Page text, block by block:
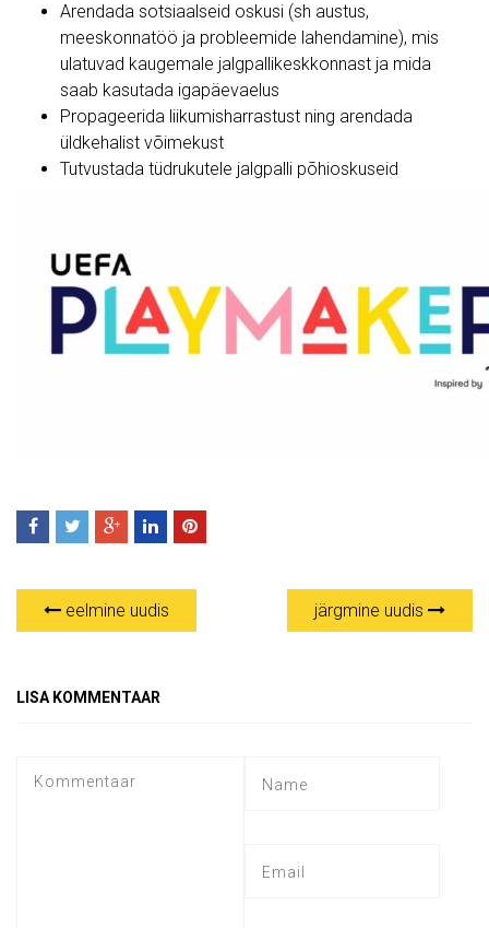
Arendada sotsiaalseid oskusi (sh austus,
meeskonnatöö ja probleemide lahendamine), mis
ulatuvad kaugemale jalgpallikeskkonnast ja mida
saab kasutada igapäevaelus
Propageerida liikumisharrastust ning arendada
üldkehalist võimekust
Tutvustada tüdrukutele jalgpalli põhioskuseid
eelmine uudis järgmine uudis
LISA KOMMENTAAR